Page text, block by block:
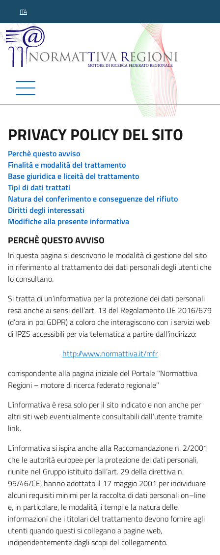
ITA
Normattiva Regioni -
PRIVACY POLICY DEL SITO
Perchè questo avviso
Finalità e modalità del trattamento
Base giuridica e liceità del trattamento
Tipi di dati trattati
Natura del conferimento e conseguenze del rifiuto
Diritti degli interessati
Modifiche alla presente informativa
PERCHÈ QUESTO AVVISO
In questa pagina si descrivono le modalità di gestione del sito
in riferimento al trattamento dei dati personali degli utenti che
lo consultano.
Si tratta di un’informativa per la protezione dei dati personali
resa anche ai sensi dell’art. 13 del Regolamento UE 2016/679
(d’ora in poi GDPR) a coloro che interagiscono con i servizi web
di IPZS accessibili per via telematica a partire dall’indirizzo:
http://www.normattiva.it/mfr
corrispondente alla pagina iniziale del Portale "Normattiva
Regioni – motore di ricerca federato regionale"
L’informativa è resa solo per il sito indicato e non anche per
altri siti web eventualmente consultabili dall’utente tramite
link.
L’informativa si ispira anche alla Raccomandazione n. 2/2001
che le autorità europee per la protezione dei dati personali,
riunite nel Gruppo istituito dall’art. 29 della direttiva n.
95/46/CE, hanno adottato il 17 maggio 2001 per individuare
alcuni requisiti minimi per la raccolta di dati personali on–line
e, in particolare, le modalità, i tempi e la natura delle
informazioni che i titolari del trattamento devono fornire agli
utenti quando questi si collegano a pagine web,
indipendentemente dagli scopi del collegamento.